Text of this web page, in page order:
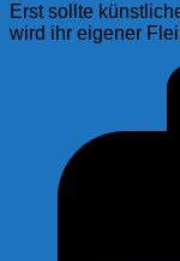
Erst sollte
wird ihr eigener